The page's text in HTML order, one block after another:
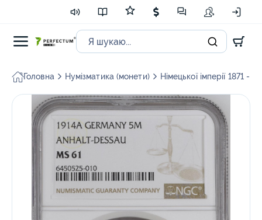
Головна Нумізматика (монети) Німецької імперії 1871 -